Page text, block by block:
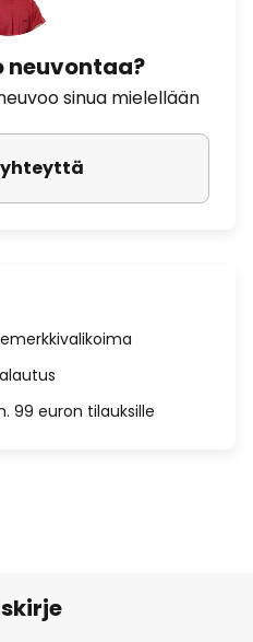
neuvontaa?
sinua mielellään
99 euron tilauksille